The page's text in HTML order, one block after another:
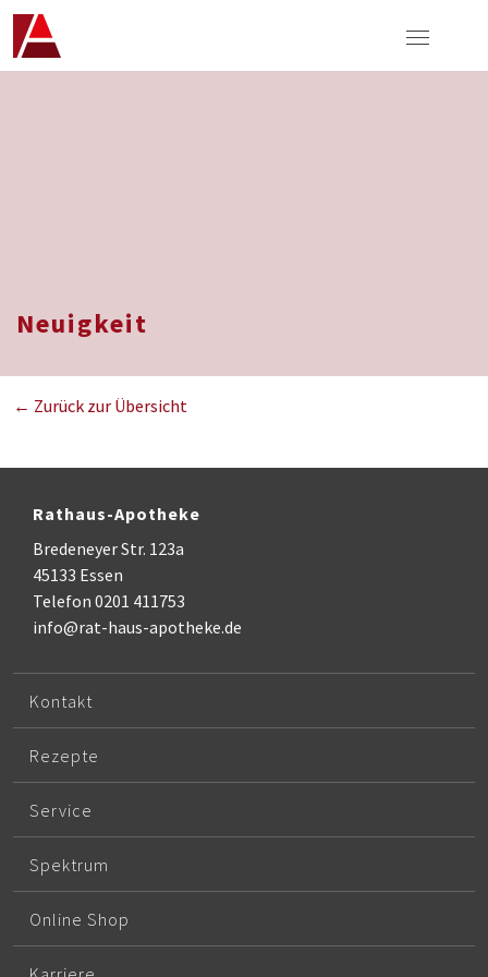
Neuigkeit
← Zurück zur Übersicht
Rathaus-Apotheke
Bredeneyer Str. 123a
45133 Essen
Telefon 0201 411753
info@rat-haus-apotheke.de
Kontakt
Rezepte
Service
Spektrum
Online Shop